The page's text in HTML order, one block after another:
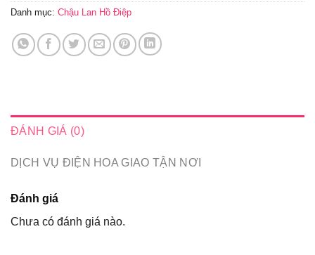
Danh mục: Chậu Lan Hồ Điệp
ĐÁNH GIÁ (0)
DỊCH VỤ ĐIỆN HOA GIAO TẬN NƠI
Đánh giá
Chưa có đánh giá nào.